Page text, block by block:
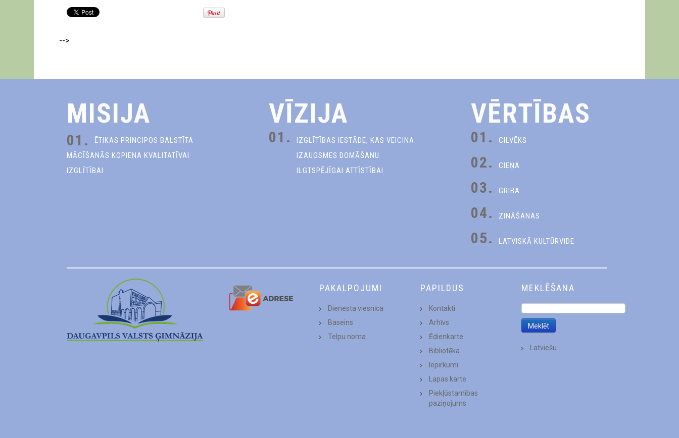
-->
MISIJA
01.
ĒTIKAS PRINCIPOS BALSTĪTA
MĀCĪŠANĀS KOPIENA KVALITATĪVAI
IZGLĪTĪBAI
VĪZIJA
01.
IZGLĪTĪBAS IESTĀDE, KAS VEICINA
IZAUGSMES DOMĀŠANU
ILGTSPĒJĪGAI ATTĪSTĪBAI
VĒRTĪBAS
01. CILVĒKS
02. CIEŅA
03. GRIBA
04. ZINĀŠANAS
05. LATVISKĀ KULTŪRVIDE
PAKALPOJUMI
Dienesta viesnīca
Baseins
Telpu noma
PAPILDUS
Kontakti
Arhīvs
Ēdienkarte
Bibliotēka
Iepirkumi
Lapas karte
Piekļūstamības
paziņojums
MEKLĒŠANA
Latviešu